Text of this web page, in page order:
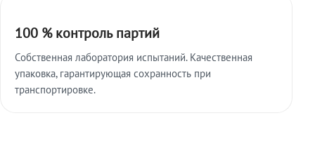
100 % контроль партий
Собственная лаборатория испытаний. Качественная
упаковка, гарантирующая сохранность при
транспортировке.